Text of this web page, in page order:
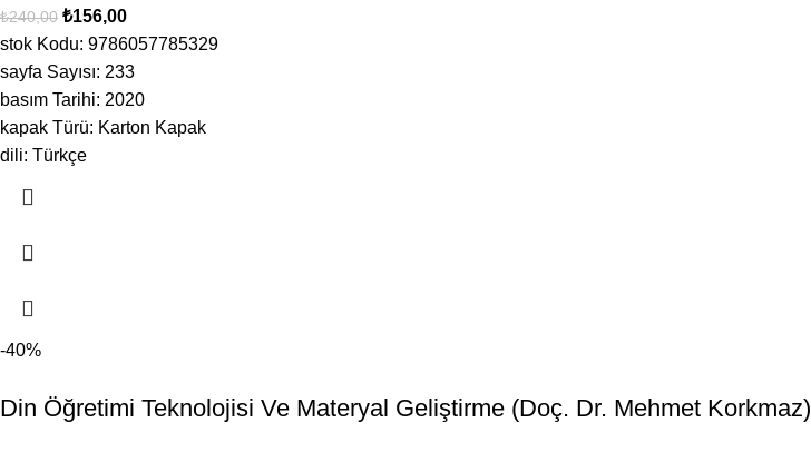
₺240,00 ₺156,00
stok Kodu: 9786057785329
sayfa Sayısı: 233
basım Tarihi: 2020
kapak Türü: Karton Kapak
dili: Türkçe
-40%
Din Öğretimi Teknolojisi Ve Materyal Geliştirme (Doç. Dr. Mehmet Korkmaz)